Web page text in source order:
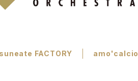
suneate FACTORY amo'calcio